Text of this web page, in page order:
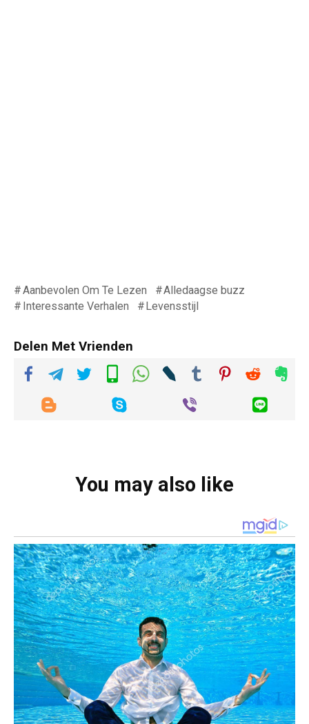
Aanbevolen Om Te Lezen
Alledaagse buzz
Interessante Verhalen
Levensstijl
Delen Met Vrienden
You may also like